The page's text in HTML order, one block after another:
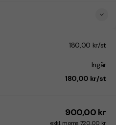
180,00 kr/st
Ingår
180,00 kr/st
900,00 kr
exkl. moms 720,00 kr